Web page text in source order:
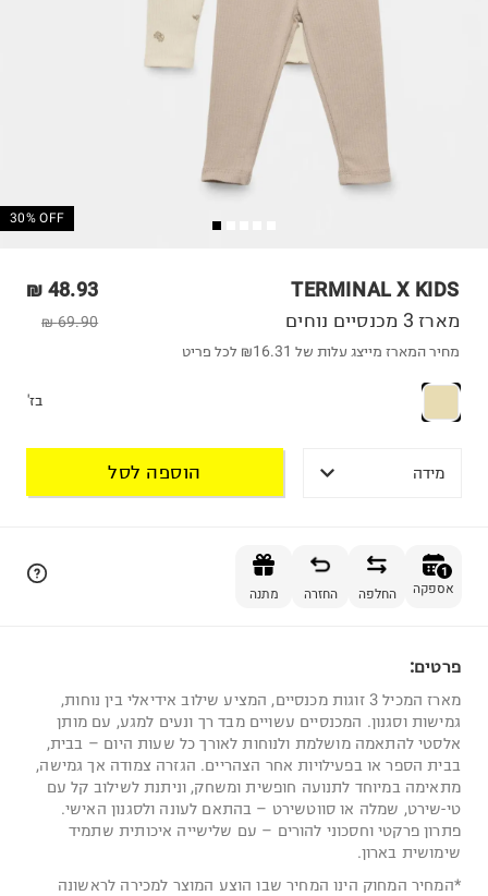
30% OFF
TERMINAL X KIDS
48.93 ₪
69.90 ₪ מארז 3 מכנסיים נוחים
מחיר המארז מייצג עלות של ₪16.31 לכל פריט
בז'
מידה הוספה לסל
1
אספקה החלפה החזרה מתנה
פרטים:
מארז המכיל 3 זוגות מכנסיים, המציע שילוב אידיאלי בין נוחות,
גמישות וסגנון. המכנסיים עשויים מבד רך ונעים למגע, עם מותן
אלסטי להתאמה מושלמת ולנוחות לאורך כל שעות היום – בבית,
בבית הספר או בפעילויות אחר הצהריים. הגזרה צמודה אך גמישה,
מתאימה במיוחד לתנועה חופשית ומשחק, וניתנת לשילוב קל עם
טי-שירט, שמלה או סווטשירט – בהתאם לעונה ולסגנון האישי.
פתרון פרקטי וחסכוני להורים – עם שלישייה איכותית שתמיד
שימושית בארון.
*המחיר המחוק הינו המחיר שבו הוצע המוצר למכירה לראשונה